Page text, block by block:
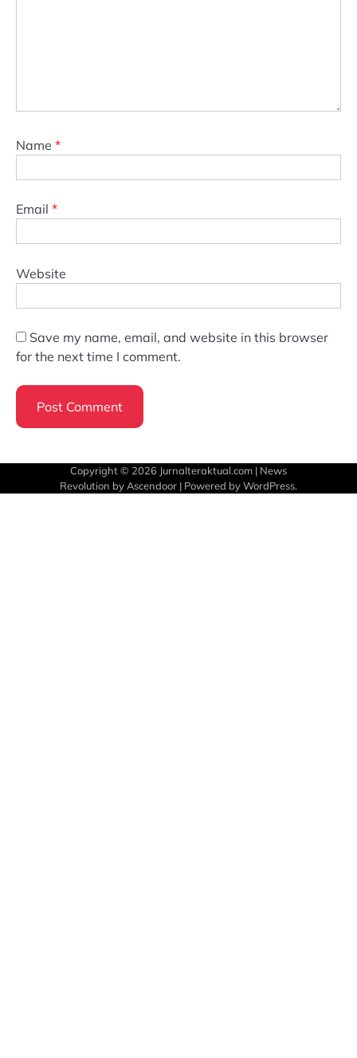
Name *
Email *
Website
Save my name, email, and website in this browser
for the next time I comment.
Copyright © 2026 Jurnalteraktual.com | News
Revolution by Ascendoor | Powered byWordPress.